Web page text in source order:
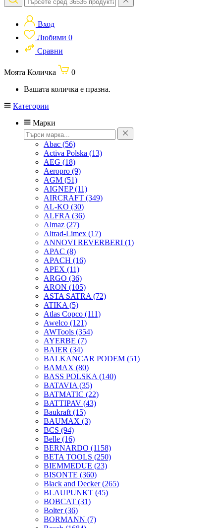
Вход
Любими 0
Сравни
Моята Количка
0
Вашата количка е празна.
Категории
Марки
Abac (56)
Activa Polska (13)
AEG (18)
Aeropro (9)
AGM (51)
AIGNEP(11)
AIRCRAFT (349)
AL-KO (30)
ALFRA (36)
Almaz (27)
Altrad-Limex (17)
ANNOVI REVERBERI (1)
APAC (8)
APACH (16)
APEX (11)
ARGO (36)
ARON (105)
ASTA SATRA (72)
ATIKA (5)
Atlas Copco (111)
Awelco (121)
AWTools (354)
AYERBE (7)
BAIER (34)
BALKANCAR PODEM (51)
BAMAX (80)
BASS POLSKA (140)
BATAVIA (35)
BATMATIC (22)
BATTIPAV (43)
Baukraft (15)
BAUMAX (3)
BCS (94)
Belle (16)
BERNARDO (1158)
BETA TOOLS (250)
BIEMMEDUE (23)
BISONTE (360)
Black and Decker(265)
BLAUPUNKT (45)
BOBCAT (31)
Bolter(36)
BORMANN (7)